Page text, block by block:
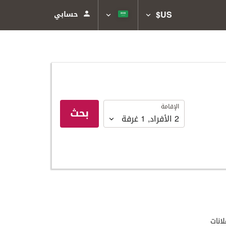
US$ حسابي
الإقامة
الإقامة
2 الأفراد,
1غرفة بحث